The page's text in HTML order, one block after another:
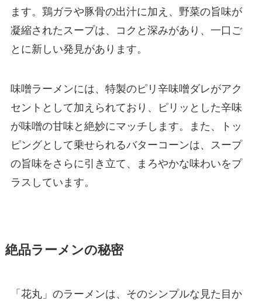
ます。鶏ガラや豚骨の出汁に加え、野菜の旨味が
凝縮されたスープは、コクと深みがあり、一口ご
とに新しい発見があります。
味噌ラーメンには、特製のピリ辛味噌ダレがアク
セントとして加えられており、ピリッとした辛味
が味噌の甘味と絶妙にマッチします。また、トッ
ピングとして乗せられるバターコーンは、スープ
の旨味をさらに引き立て、まろやかな味わいをプ
ラスしています。
絶品ラーメンの秘密
「花丸」のラーメンは、そのシンプルな見た目か